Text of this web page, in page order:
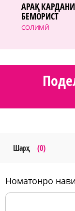
СОЛИМӢ
АРАҚ
БЕМОРИСТ
Шарҳ (0)
номатонро